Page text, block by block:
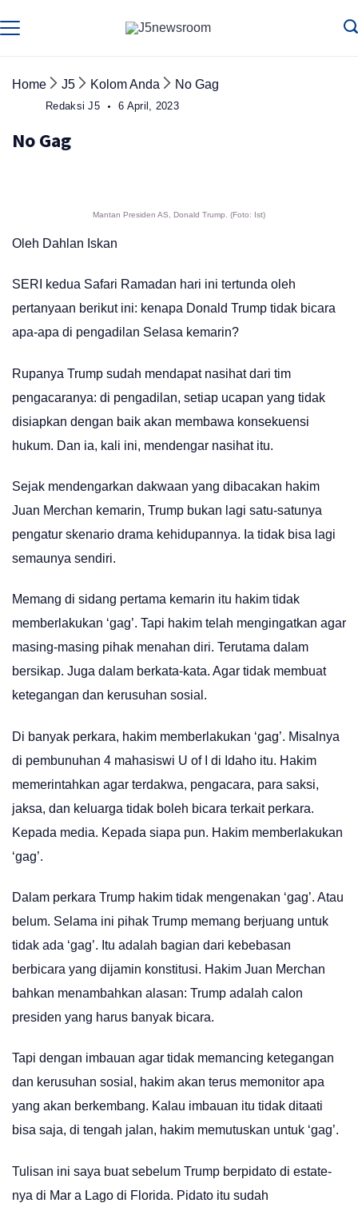
to
Home J5 Kolom Anda No Gag
Redaksi J5 6 April, 2023
No Gag
Mantan Presiden AS, Donald Trump. (Foto: Ist)
Oleh Dahlan Iskan
SERI kedua Safari Ramadan hari ini tertunda oleh
pertanyaan berikut ini: kenapa Donald Trump tidak bicara
apa-apa di pengadilan Selasa kemarin?
Rupanya Trump sudah mendapat nasihat dari tim
pengacaranya: di pengadilan, setiap ucapan yang tidak
disiapkan dengan baik akan membawa konsekuensi
hukum. Dan ia, kali ini, mendengar nasihat itu.
Sejak mendengarkan dakwaan yang dibacakan hakim
Juan Merchan kemarin, Trump bukan lagi satu-satunya
pengatur skenario drama kehidupannya. Ia tidak bisa lagi
semaunya sendiri.
Memang di sidang pertama kemarin itu hakim tidak
memberlakukan ‘gag’. Tapi hakim telah mengingatkan agar
masing-masing pihak menahan diri. Terutama dalam
bersikap. Juga dalam berkata-kata. Agar tidak membuat
ketegangan dan kerusuhan sosial.
Di banyak perkara, hakim memberlakukan ‘gag’. Misalnya
di pembunuhan 4 mahasiswi U of I di Idaho itu. Hakim
memerintahkan agar terdakwa, pengacara, para saksi,
jaksa, dan keluarga tidak boleh bicara terkait perkara.
Kepada media. Kepada siapa pun. Hakim memberlakukan
‘gag’.
Dalam perkara Trump hakim tidak mengenakan ‘gag’. Atau
belum. Selama ini pihak Trump memang berjuang untuk
tidak ada ‘gag’. Itu adalah bagian dari kebebasan
berbicara yang dijamin konstitusi. Hakim Juan Merchan
bahkan menambahkan alasan: Trump adalah calon
presiden yang harus banyak bicara.
Tapi dengan imbauan agar tidak memancing ketegangan
dan kerusuhan sosial, hakim akan terus memonitor apa
yang akan berkembang. Kalau imbauan itu tidak ditaati
bisa saja, di tengah jalan, hakim memutuskan untuk ‘gag’.
Tulisan ini saya buat sebelum Trump berpidato di estate-
nya di Mar a Lago di Florida. Pidato itu sudah